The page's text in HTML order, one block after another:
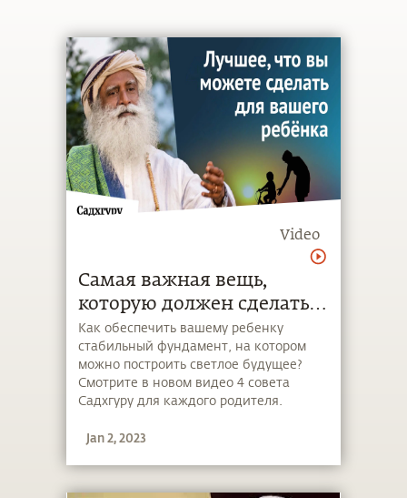
Video
Самая важная вещь,
которую должен сделать
каждый родитель
Как обеспечить вашему ребенку
стабильный фундамент, на котором
можно построить светлое будущее?
Смотрите в новом видео 4 совета
Садхгуру для каждого родителя.
Jan 2, 2023